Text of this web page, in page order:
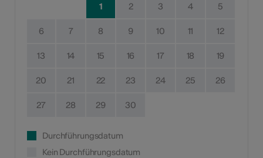
1 2 3 4 5
6 7 8 9 10 11 12
13 14 15 16 17 18 19
20 21 22 23 24 25 26
27 28 29 30
Durchführungsdatum
Kein Durchführungsdatum